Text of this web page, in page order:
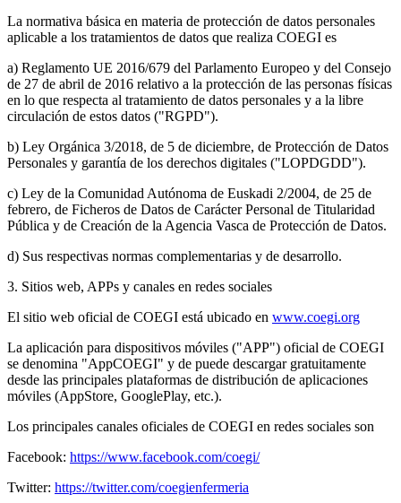
La normativa básica en materia de protección de datos personales
aplicable a los tratamientos de datos que realiza COEGI es
a) Reglamento UE 2016/679 del Parlamento Europeo y del Consejo
de 27 de abril de 2016 relativo a la protección de las personas físicas
en lo que respecta al tratamiento de datos personales y a la libre
circulación de estos datos ("RGPD").
b) Ley Orgánica 3/2018, de 5 de diciembre, de Protección de Datos
Personales y garantía de los derechos digitales ("LOPDGDD").
c) Ley de la Comunidad Autónoma de Euskadi 2/2004, de 25 de
febrero, de Ficheros de Datos de Carácter Personal de Titularidad
Pública y de Creación de la Agencia Vasca de Protección de Datos.
d) Sus respectivas normas complementarias y de desarrollo.
3. Sitios web, APPs y canales en redes sociales
El sitio web oficial de COEGI está ubicado en www.coegi.org
La aplicación para dispositivos móviles ("APP") oficial de COEGI
se denomina "AppCOEGI" y de puede descargar gratuitamente
desde las principales plataformas de distribución de aplicaciones
móviles (AppStore, GooglePlay, etc.).
Los principales canales oficiales de COEGI en redes sociales son
Facebook: https://www.facebook.com/coegi/
Twitter: https://twitter.com/coegienfermeria